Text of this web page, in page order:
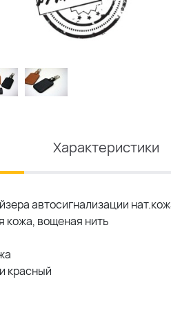
Характеристики
автосигнализации
кожа, вощеная нить
красный